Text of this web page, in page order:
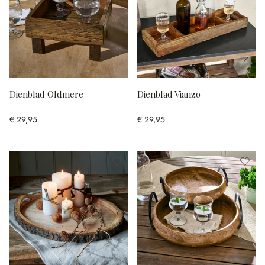
Dienblad Oldmere
€ 29,95
Dienblad Vianzo
€ 29,95